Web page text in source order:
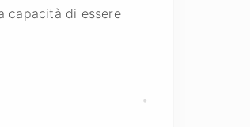
capacità di essere